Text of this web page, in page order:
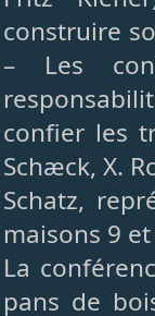
construire
– Les
confier les
Schæck, X.
Schatz,
maisons 9
La
pans de